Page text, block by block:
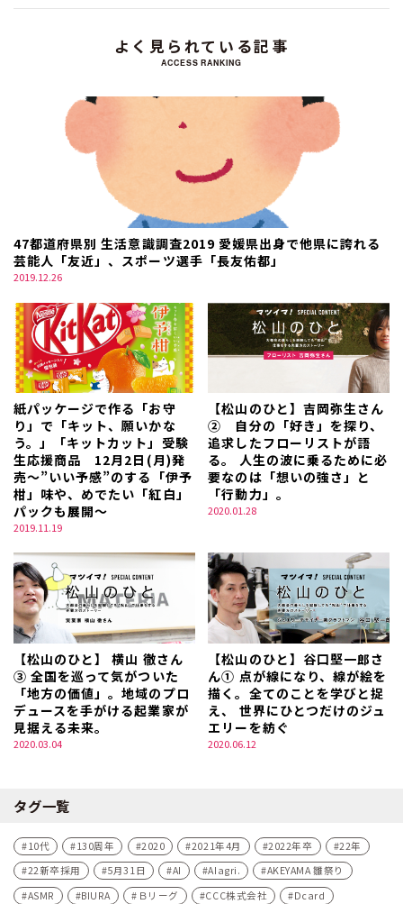
よく見られている記事
ACCESS RANKING
47都道府県別 生活意識調査2019 愛媛県出身で他県に誇れる
芸能人「友近」、スポーツ選手「長友佑都」
2019.12.26
紙パッケージで作る「お守
り」で「キット、願いかな
う。」「キットカット」受験
生応援商品 12月2日(月)発
売～”いい予感”のする「伊予
柑」味や、めでたい「紅白」
パックも展開～
2019.11.19
【松山のひと】吉岡弥生さん
② 自分の「好き」を探り、
追求したフローリストが語
る。 人生の波に乗るために必
要なのは「想いの強さ」と
「行動力」。
2020.01.28
【松山のひと】 横山 徹さん
③ 全国を巡って気がついた
「地方の価値」。地域のプロ
デュースを手がける起業家が
見据える未来。
2020.03.04
【松山のひと】谷口堅一郎さ
ん① 点が線になり、線が絵を
描く。全てのことを学びと捉
え、 世界にひとつだけのジュ
エリーを紡ぐ
2020.06.12
タグ一覧
10代 130周年 2020 2021年4月 2022年卒
22年
22新卒採用
5月31日 AI AIagri.
AKEYAMA 雛祭り
ASMR
BIURA Ｂリーグ CCC株式会社
Dcard